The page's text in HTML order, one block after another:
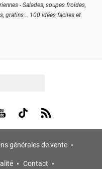
- Salades, soupes froides,
gratins... 100 idées faciles et
Pinterest
us on Youtube
Visit us on Tiktok
Visit us on Rss
générales de vente
Contact